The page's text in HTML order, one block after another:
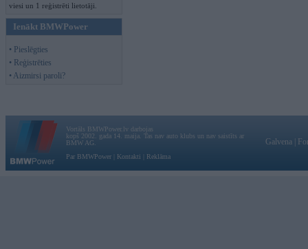
viesi un 1 reģistrēti lietotāji.
Ienākt BMWPower
• Pieslēgties
• Reģistrēties
• Aizmirsi paroli?
Vortāls BMWPower.lv darbojas
kopš 2002. gada 14. maija. Tas nav auto klubs un nav saistīts ar
BMW AG.
Par BMWPower
Kontakti Reklāma
Galvena